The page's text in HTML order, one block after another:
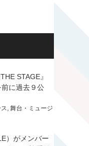
STAGE』
に過去９公
, 舞台・ミュージ
）がメンバー